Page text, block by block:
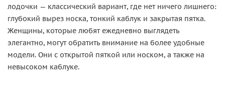
лодочки — классический вариант, где нет ничего лишнего:
глубокий вырез носка, тонкий каблук и закрытая пятка.
Женщины, которые любят ежедневно выглядеть
элегантно, могут обратить внимание на более удобные
модели. Они с открытой пяткой или носком, а также на
невысоком каблуке.